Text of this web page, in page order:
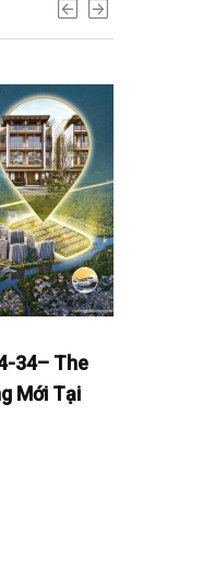
34– The
Mới Tại